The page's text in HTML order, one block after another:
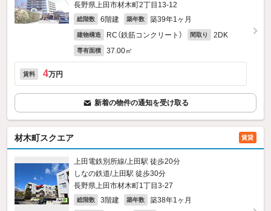
長野県上田市材木町2丁目13-12
総階数 6階建 築年数 築39年1ヶ月
建物構造 RC（鉄筋コンクリート） 間取り 2DK
専有面積 37.00㎡
賃料 4万円
新着の物件の通知を受け取る
材木町スクエア 賃貸
上田電鉄別所線/上田駅 徒歩20分
しなの鉄道/上田駅 徒歩30分
長野県上田市材木町1丁目3-27
総階数 3階建 築年数 築38年1ヶ月